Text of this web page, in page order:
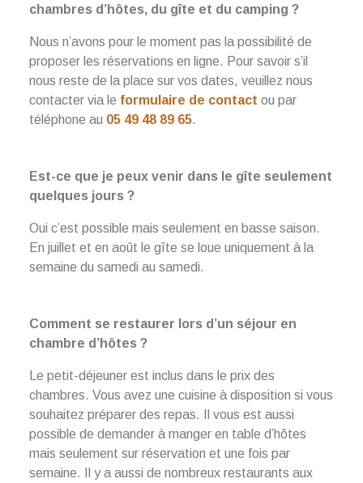
chambres d’hôtes, du gîte et du camping ?
Nous n’avons pour le moment pas la possibilité de
proposer les réservations en ligne. Pour savoir s’il
nous reste de la place sur vos dates, veuillez nous
contacter via le formulaire de contact ou par
téléphone au 05 49 48 89 65.
Est-ce que je peux venir dans le gîte seulement
quelques jours ?
Oui c’est possible mais seulement en basse saison.
En juillet et en août le gîte se loue uniquement à la
semaine du samedi au samedi.
Comment se restaurer lors d’un séjour en
chambre d’hôtes ?
Le petit-déjeuner est inclus dans le prix des
chambres. Vous avez une cuisine à disposition si vous
souhaitez préparer des repas. Il vous est aussi
possible de demander à manger en table d’hôtes
mais seulement sur réservation et une fois par
semaine. Il y a aussi de nombreux restaurants aux